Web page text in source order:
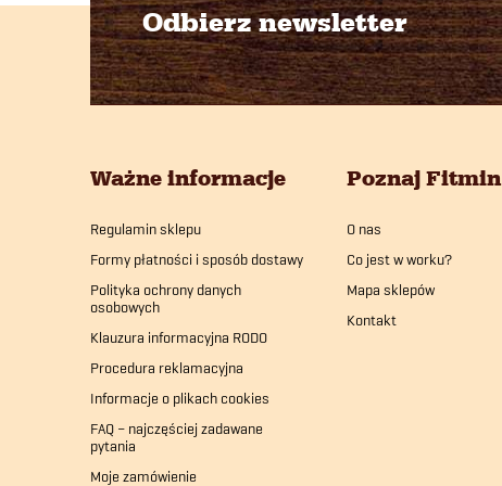
Odbierz newsletter
Ważne informacje
Regulamin sklepu
Formy płatności i sposób dostawy
Polityka ochrony danych
osobowych
Klauzura informacyjna RODO
Procedura reklamacyjna
Informacje o plikach cookies
FAQ – najczęściej zadawane
pytania
Moje zamówienie
Poznaj Fitmin
O nas
Co jest w worku?
Mapa sklepów
Kontakt